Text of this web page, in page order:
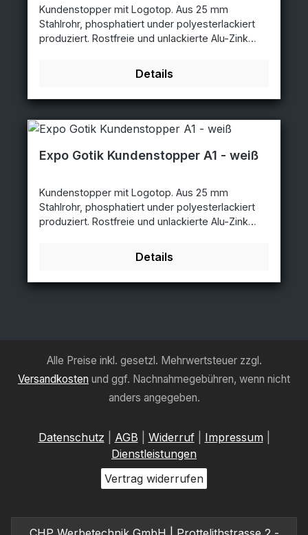
Kundenstopper mit Logotop. Aus 25 mm
Stahlrohr, phosphatiert under polyesterlackiert
produziert. Rostfreie und unlackierte Alu-Zink
Magnet. Poster Größe: 59,4x84,1cm -
A1Abmessungen: 68x140cmLogo Größe:
Details
Expo Gotik Kundenstopper A1 - weiß
Kundenstopper mit Logotop. Aus 25 mm
Stahlrohr, phosphatiert under polyesterlackiert
produziert. Rostfreie und unlackierte Alu-Zink
Magnet. Poster Größe: 59,4x84,1cm -
A1Abmessungen: 68x140cmLogo Größe:
Details
Alle Preise inkl. gesetzl. Mehrwertsteuer zzgl.
Versandkosten und ggf. Nachnahmegebühren, wenn nicht
anders angegeben.
Datenschutz AGB Widerruf| Impressum
Dienstleistungen
Vertrag widerrufen